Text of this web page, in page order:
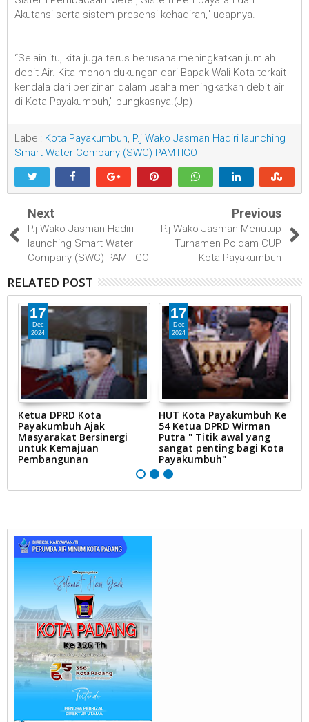
Akutansi serta sistem presensi kehadiran," ucapnya.
“Selain itu, kita juga terus berusaha meningkatkan jumlah
debit Air. Kita mohon dukungan dari Bapak Wali Kota terkait
kendala dari perizinan dalam usaha meningkatkan debit air
di Kota Payakumbuh," pungkasnya.(Jp)
Label: Kota Payakumbuh P.j Wako Jasman Hadiri launching
Smart Water Company (SWC) PAMTIGO
Next
P.j Wako Jasman Hadiri
launching Smart Water
Company (SWC) PAMTIGO
Previous
P.j Wako Jasman Menutup
Turnamen Poldam CUP
Kota Payakumbuh
RELATED POST
17
Dec
2024
Ketua DPRD Kota
Payakumbuh Ajak
Masyarakat Bersinergi
untuk Kemajuan
Pembangunan
17
Dec
2024
HUT Kota Payakumbuh Ke
54 Ketua DPRD Wirman
Putra " Titik awal yang
sangat penting bagi Kota
Payakumbuh"